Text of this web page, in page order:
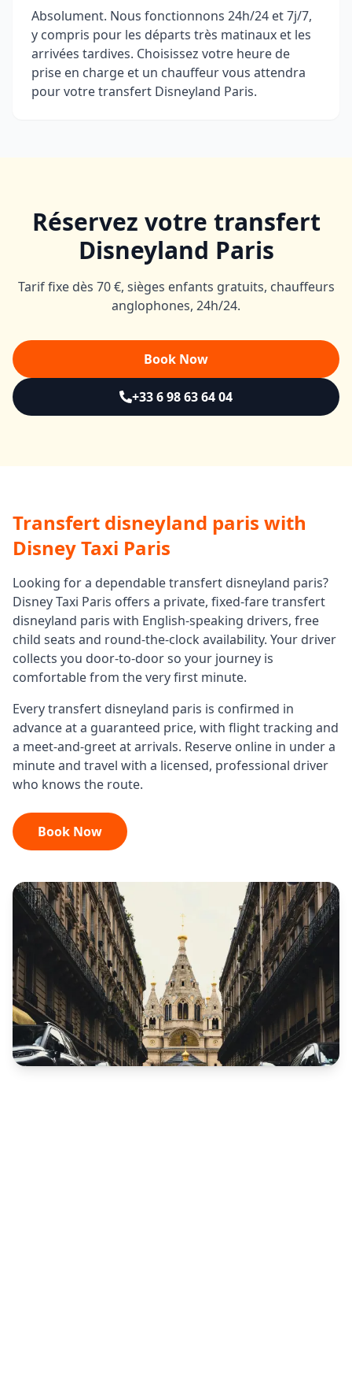
Absolument. Nous fonctionnons 24h/24 et 7j/7,
y compris pour les départs très matinaux et les
arrivées tardives. Choisissez votre heure de
prise en charge et un chauffeur vous attendra
pour votre transfert Disneyland Paris.
Réservez votre transfert
Disneyland Paris
Tarif fixe dès 70 €, sièges enfants gratuits, chauffeurs
anglophones, 24h/24.
Book Now
+33 6 98 63 64 04
Transfert disneyland paris with
Disney Taxi Paris
Looking for a dependabletransfert disneyland paris?
Disney Taxi Paris offers a private, fixed-faretransfert
disneyland paris with English-speaking drivers, free
child seats and round-the-clock availability. Your driver
collects you door-to-door so your journey is
comfortable from the very first minute.
Everytransfert disneyland paris is confirmed in
advance at a guaranteed price, with flight tracking and
a meet-and-greet at arrivals. Reserve online in under a
minute and travel with a licensed, professional driver
who knows the route.
Book Now